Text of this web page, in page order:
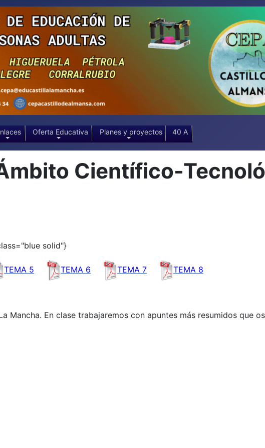
Oferta Educativa Planes y proyectos 40 A
Científico-
solid"}
TEMA 5 TEMA 6 TEMA 7 TEMA 8
En clase trabajaremos con apuntes más resumidos que